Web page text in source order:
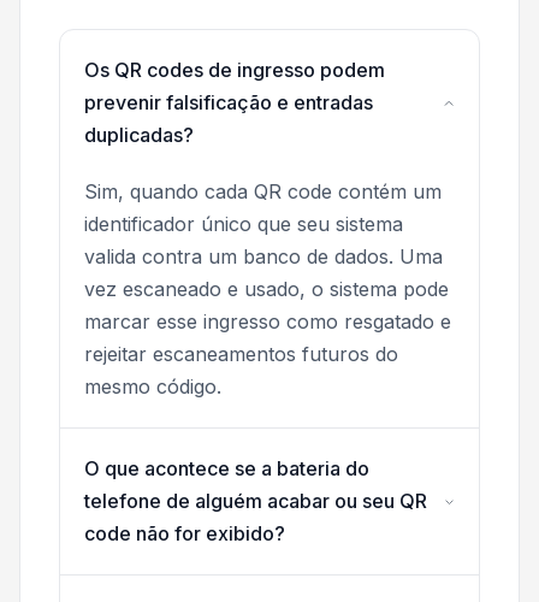
Os QR codes de ingresso podem
prevenir falsificação e entradas
duplicadas?
Sim, quando cada QR code contém um
identificador único que seu sistema
valida contra um banco de dados. Uma
vez escaneado e usado, o sistema pode
marcar esse ingresso como resgatado e
rejeitar escaneamentos futuros do
mesmo código.
O que acontece se a bateria do
telefone de alguém acabar ou seu QR
code não for exibido?